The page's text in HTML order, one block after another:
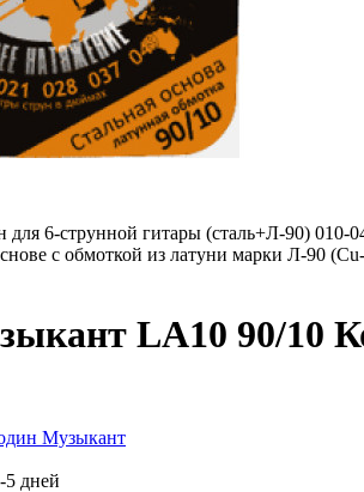
6-струнной гитары (сталь+Л-90)
с обмоткой из латуни марки Л-90
LA10 90/10
Музыкант
5 дней